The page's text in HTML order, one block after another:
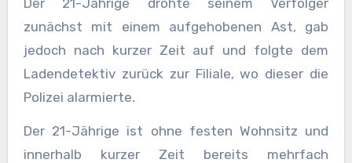
zunächst mit einem aufgehobenen Ast, gab
jedoch nach kurzer Zeit auf und folgte dem
Ladendetektiv zurück zur Filiale, wo dieser die
Polizei alarmierte.
Der 21-Jährige ist ohne festen Wohnsitz und
innerhalb kurzer Zeit bereits mehrfach